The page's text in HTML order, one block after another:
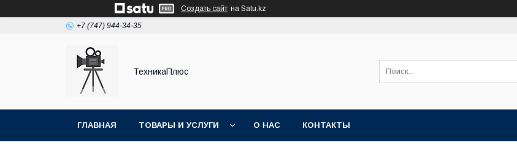
Создать сайт на Satu.kz
+7 (747) 944-34-35
ТехникаПлюс
ГЛАВНАЯ ТОВАРЫ И УСЛУГИ О НАС КОНТАКТЫ